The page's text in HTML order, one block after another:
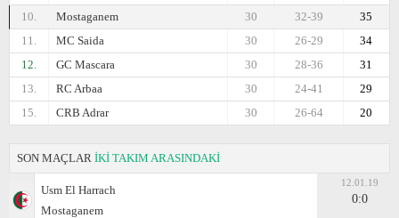
10.
Mostaganem 35
32-39
30
11.
MC Saida 34
26-29
30
12.
GC Mascara 31
28-36
30
13.
RC Arbaa 29
24-41
30
15.
CRB Adrar 20
26-64
30
SON MAÇLAR İKİ TAKIM ARASINDAKİ
Usm El Harrach
Mostaganem
12.01.19
0:0